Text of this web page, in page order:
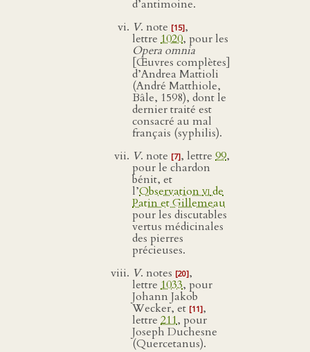
d’antimoine.
V. note [15],
lettre 1020, pour les
Opera omnia
[Œuvres complètes]
d’Andrea Mattioli
(André Matthiole,
Bâle, 1598), dont le
dernier traité est
consacré au mal
français (syphilis).
V. note [7], lettre 99,
pour le chardon
bénit, et
l’Observationvide
Patin et Gillemeau
pour les discutables
vertus médicinales
des pierres
précieuses.
V. notes [20],
lettre 1033, pour
Johann Jakob
Wecker, et [11],
lettre 211, pour
Joseph Duchesne
(Quercetanus).